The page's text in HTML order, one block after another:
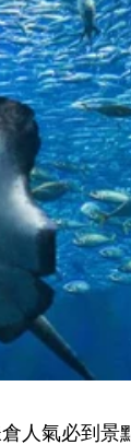
倉人氣必到景